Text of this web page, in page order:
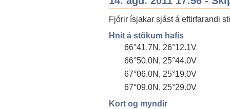
Fjórir ísjakar sjást á eftirfarandi
Hnit á stökum hafís
66°41.7N, 26°12.1V
66°50.0N, 25°44.0V
67°06.0N, 25°19.0V
67°09.0N, 25°29.0V
Kort og myndir